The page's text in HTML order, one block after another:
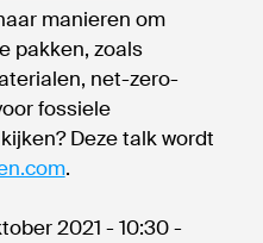
manieren om
pakken, zoals
net-zero-
fossiele
Deze talk wordt
.
2021 - 10:30 -